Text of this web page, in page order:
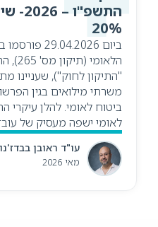
20%
ביום
"התיקון לחוק"), שעניינו
משרתי מילואים בגין
ביטוח לאומי. להלן עיקרי
לאומי ישפה מעסיק של
עו"ד ראובן
מאי 2026